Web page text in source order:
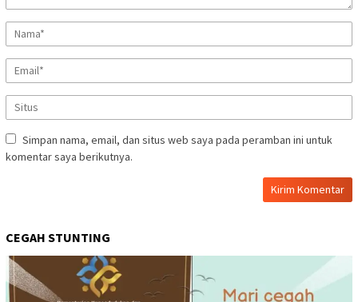
Simpan nama, email, dan situs web saya pada peramban ini untuk
komentar saya berikutnya.
CEGAH STUNTING